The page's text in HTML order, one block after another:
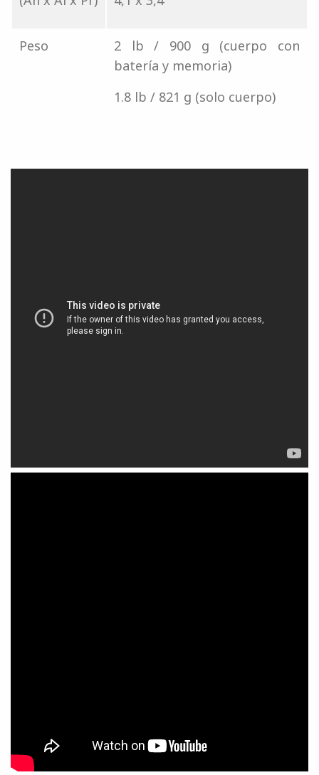
Peso
2 lb / 900 g (cuerpo con
batería y memoria)
1.8 lb / 821 g (solo cuerpo)